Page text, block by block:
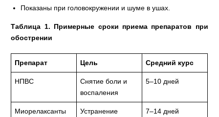
Показаны при головокружении и шуме в ушах.
Таблица 1. Примерные сроки приема препаратов при
обострении
Препарат Цель Средний курс
НПВС
Снятие боли и
воспаления
5–10 дней
Миорелаксанты
Устранение
7–14 дней